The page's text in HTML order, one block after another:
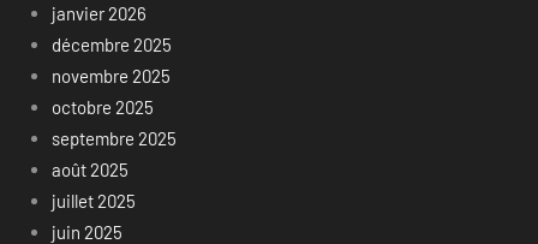
janvier 2026
décembre 2025
novembre 2025
octobre 2025
septembre 2025
août 2025
juillet 2025
juin 2025